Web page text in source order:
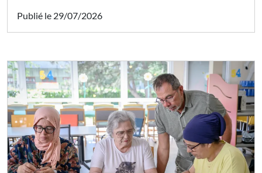
Publié le 29/07/2026